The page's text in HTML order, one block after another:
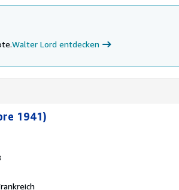
Walter Lord entdecken
1941)